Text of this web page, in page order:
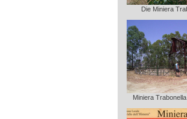
Die Miniera
Miniera